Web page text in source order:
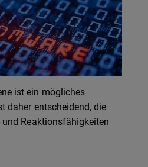
ist ein mögliches
daher entscheidend, die
und Reaktionsfähigkeiten